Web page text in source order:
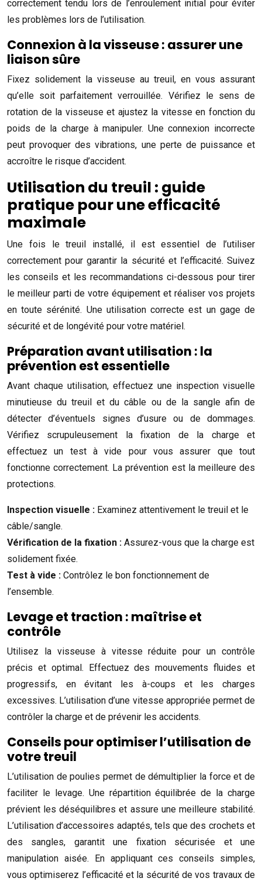
correctement tendu lors de l’enroulement initial pour éviter
les problèmes lors de l’utilisation.
Connexion à la visseuse : assurer une
liaison sûre
Fixez solidement la visseuse au treuil, en vous assurant
qu’elle soit parfaitement verrouillée. Vérifiez le sens de
rotation de la visseuse et ajustez la vitesse en fonction du
poids de la charge à manipuler. Une connexion incorrecte
peut provoquer des vibrations, une perte de puissance et
accroître le risque d’accident.
Utilisation du treuil : guide
pratique pour une efficacité
maximale
Une fois le treuil installé, il est essentiel de l’utiliser
correctement pour garantir la sécurité et l’efficacité. Suivez
les conseils et les recommandations ci-dessous pour tirer
le meilleur parti de votre équipement et réaliser vos projets
en toute sérénité. Une utilisation correcte est un gage de
sécurité et de longévité pour votre matériel.
Préparation avant utilisation : la
prévention est essentielle
Avant chaque utilisation, effectuez une inspection visuelle
minutieuse du treuil et du câble ou de la sangle afin de
détecter d’éventuels signes d’usure ou de dommages.
Vérifiez scrupuleusement la fixation de la charge et
effectuez un test à vide pour vous assurer que tout
fonctionne correctement. La prévention est la meilleure des
protections.
Inspection visuelle : Examinez attentivement le treuil et le
câble/sangle.
Vérification de la fixation : Assurez-vous que la charge est
solidement fixée.
Test à vide : Contrôlez le bon fonctionnement de
l’ensemble.
Levage et traction : maîtrise et
contrôle
Utilisez la visseuse à vitesse réduite pour un contrôle
précis et optimal. Effectuez des mouvements fluides et
progressifs, en évitant les à-coups et les charges
excessives. L’utilisation d’une vitesse appropriée permet de
contrôler la charge et de prévenir les accidents.
Conseils pour optimiser l’utilisation de
votre treuil
L’utilisation de poulies permet de démultiplier la force et de
faciliter le levage. Une répartition équilibrée de la charge
prévient les déséquilibres et assure une meilleure stabilité.
L’utilisation d’accessoires adaptés, tels que des crochets et
des sangles, garantit une fixation sécurisée et une
manipulation aisée. En appliquant ces conseils simples,
vous optimiserez l’efficacité et la sécurité de vos travaux de